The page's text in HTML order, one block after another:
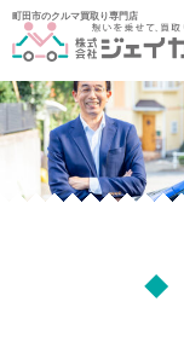
町田市のクルマ買取り専門店